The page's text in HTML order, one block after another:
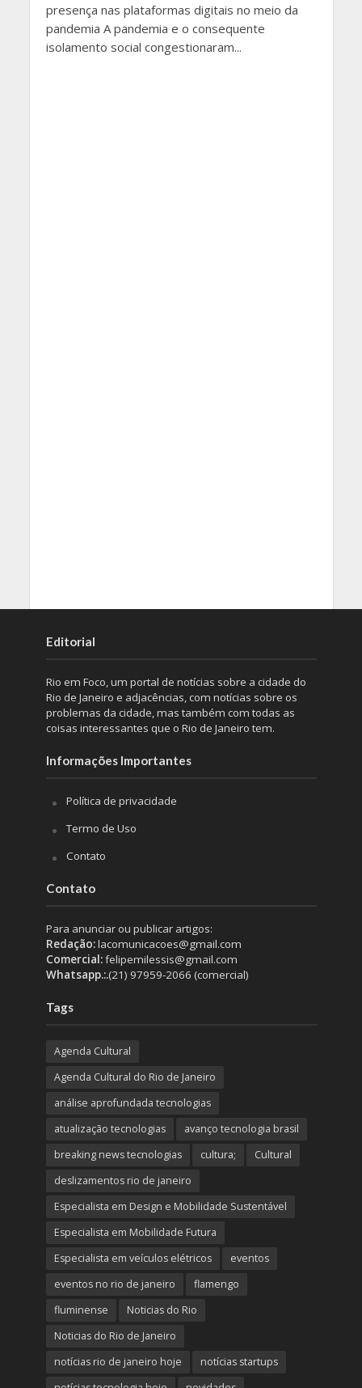
presença nas plataformas digitais no meio da
pandemia A pandemia e o consequente
isolamento social congestionaram...
Editorial
Rio em Foco, um portal de notícias sobre a cidade do
Rio de Janeiro e adjacências, com notícias sobre os
problemas da cidade, mas também com todas as
coisas interessantes que o Rio de Janeiro tem.
Informações Importantes
Política de privacidade
Termo de Uso
Contato
Contato
Para anunciar ou publicar artigos:
Redação:lacomunicacoes@gmail.com
Comercial:felipemilessis@gmail.com
Whatsapp.:.(21) 97959-2066 (comercial)
Tags
Agenda Cultural
Agenda Cultural do Rio de Janeiro
análise aprofundada tecnologias
atualização tecnologias
avanço tecnologia brasil
breaking news tecnologias
cultura;
Cultural
deslizamentos rio de janeiro
Especialista em Design e Mobilidade Sustentável
Especialista em Mobilidade Futura
Especialista em veículos elétricos
eventos
eventos no rio de janeiro
flamengo
fluminense
Noticias do Rio
Noticias do Rio de Janeiro
notícias rio de janeiro hoje
notícias startups